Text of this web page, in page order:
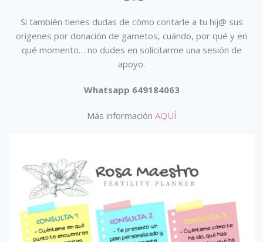
Si también tienes dudas de cómo contarle a tu hij@ sus
orígenes por donación de gametos, cuándo, por qué y en
qué momento… no dudes en solicitarme una sesión de
apoyo.
Whatsapp 649184063
Más información AQUÍ